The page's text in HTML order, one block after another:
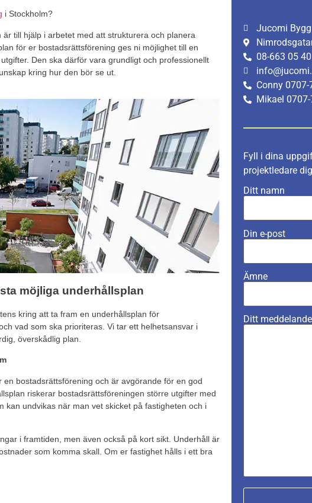
i Stockholm?
till hjälp i arbetet med att strukturera och planera
för er bostadsrättsförening ges ni möjlighet till en
Den ska därför vara grundligt och professionellt
kring hur den bör se ut.
möjliga underhållsplan
kring att ta fram en underhållsplan för
vad som ska prioriteras. Vi tar ett helhetsansvar i
överskådlig plan.
bostadsrättsförening och är avgörande för en god
riskerar bostadsrättsföreningen större utgifter med
kan undvikas när man vet skicket på fastigheten och i
i framtiden, men även också på kort sikt. Underhåll är
som komma skall. Om er fastighet hålls i ett bra
Jucomi
08-663 05 40
Conny
Mikael
Fyll i dina
projektledare
Ditt namn
Din e-post
Ämne
Ditt